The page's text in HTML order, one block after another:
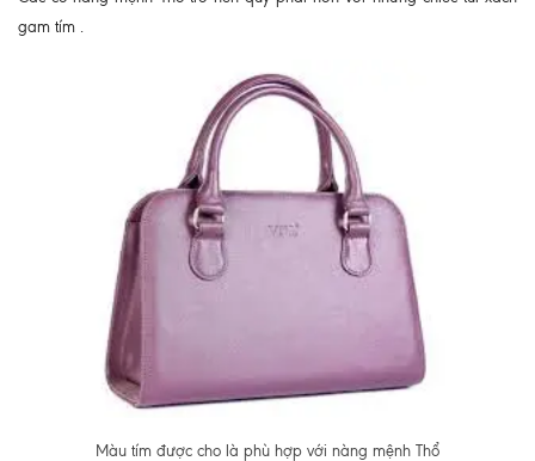
gam tím .
Màu tím được cho là phù hợp với nàng mệnh Thổ